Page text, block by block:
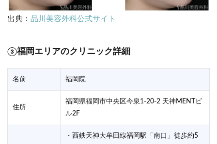
出典： 品川美容外科公式サイト
③福岡エリアのクリニック詳細
名前 福岡院
住所
福岡県福岡市中央区今泉1-20-2 天神MENTビ
ル2F
・西鉄天神大牟田線福岡駅「南口」徒歩約5